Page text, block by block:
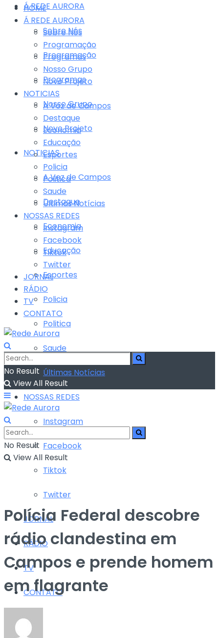
Á REDE AURORA
Sobre Nós
Programação
Programas
Nosso Grupo
Novo Projeto
NOTICIAS
A Voz de Campos
Destaque
Economia
Educação
Esportes
Policia
Politica
Saude
Últimas Notícias
NOSSAS REDES
Instagram
Facebook
Tiktok
Twitter
JORNAL
RÁDIO
TV
CONTATO
HOME
Á REDE AURORA
Sobre Nós
Programação
Programas
Nosso Grupo
Novo Projeto
NOTICIAS
A Voz de Campos
Destaque
Economia
Educação
Esportes
Policia
Politica
Saude
Últimas Notícias
NOSSAS REDES
Instagram
Facebook
Tiktok
Twitter
JORNAL
RÁDIO
TV
CONTATO
No Result
View All Result
No Result
View All Result
Polícia Federal descobre
rádio clandestina em
Campos e prende homem
em flagrante